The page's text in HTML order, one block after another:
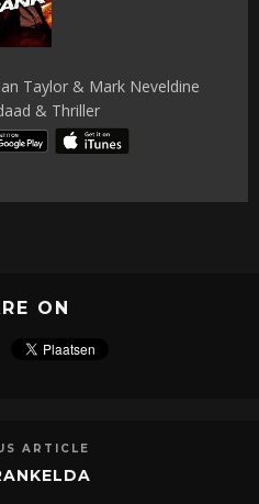
Taylor & Mark Neveldine
& Thriller
ON
ARTICLE